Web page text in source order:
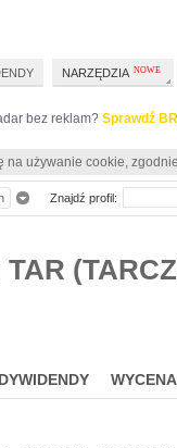
bez reklam? Sprawdź
używanie cookie,
DYWIDENDY WYCENA
Znajdź profil:
NARZĘDZIA